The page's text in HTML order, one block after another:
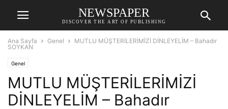
NEWSPAPER
DISCOVER THE ART OF PUBLISHING
Ana Sayfa Genel
MUTLU MÜŞTERİLERİMİZİ DİNLEYELİM – Bahadır
SOYKAN
Genel
MUTLU MÜŞTERİLERİMİZİ
DİNLEYELİM – Bahadır